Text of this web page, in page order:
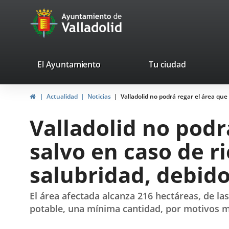
Portal
Web
Ayuntamiento
de
valladolid.es
El Ayuntamiento Tu ciudad
HomeActualidad Noticias Valladolid no podrá regar el área
Valladolid no
salvo en caso de
salubridad,
El área afectada alcanza 216 hectáreas, de
potable, una mínima cantidad, por motivos